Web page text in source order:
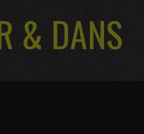
& DANS